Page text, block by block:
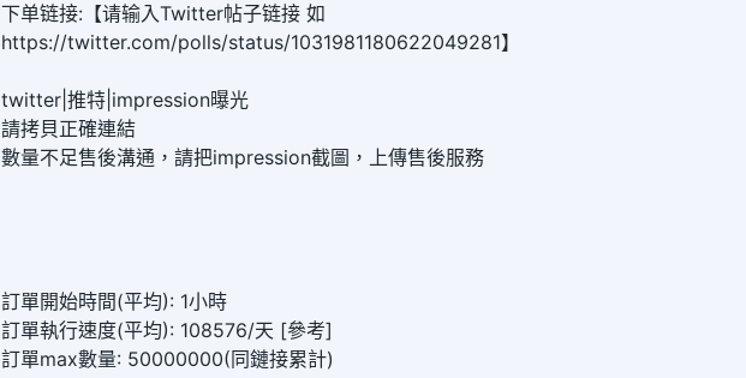
下单链接:【请输入Twitter帖子链接 如
https://twitter.com/polls/status/1031981180622049281】
twitter|推特|impression曝光
請拷貝正確連結
數量不足售後溝通，請把impression截圖，上傳售後服務
訂單開始時間(平均): 1小時
訂單執行速度(平均): 108576/天 [參考]
訂單max數量: 50000000(同鏈接累計)